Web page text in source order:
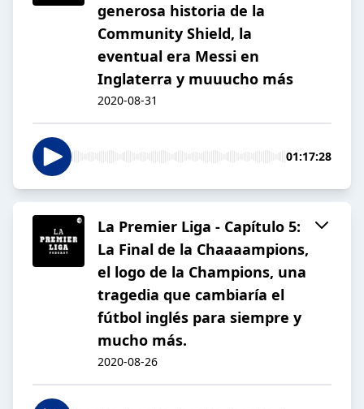
generosa historia de la
Community Shield, la
eventual era Messi en
Inglaterra y muuucho más
2020-08-31
01:17:28
La Premier Liga - Capítulo 5:
La Final de la Chaaaampions,
el logo de la Champions, una
tragedia que cambiaría el
fútbol inglés para siempre y
mucho más.
2020-08-26